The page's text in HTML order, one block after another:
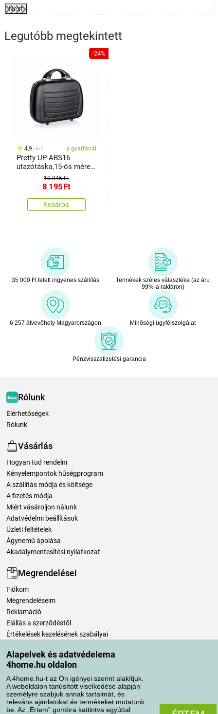
Alapelvek és adatvédelema
4home.hu oldalon
A 4home.hu-t az Ön igényei szerint alakítjuk.
A weboldalon tanúsított viselkedése alapján
személyre szabjuk annak tartalmát, és
releváns ajánlatokat és termékeket mutatunk
be. Az „Értem” gombra kattintva egyúttal
Next
Legutóbb megtekintett
-24%
4,9 6x a gyártónál
Pretty UP ABS16
utazótáska,15-ös méret,
10 845 Ft
8 195Ft
Kosárba
35 000 Ft felett ingyenes szállítás
Termékek széles választéka (az áru
99%-a raktáron)
6 257 átvevőhely Magyarországon Minőségi ügyfélszolgálat
Pénzvisszafizetési garancia
Rólunk
Elérhetőségek
Rólunk
Vásárlás
Hogyan tud rendelni
Kényelempontok hűségprogram
A szállítás módja és költsége
A fizetés módja
Miért vásároljon nálunk
Adatvédelmi beállítások
Üzleti feltételek
Ágynemű ápolása
Akadálymentesítési nyilatkozat
Megrendelései
Fiókom
Megrendeléseim
Reklamáció
Elállás a szerződéstől
Értékelések kezelésének szabályai
Szállítási módok
Fizetési módok